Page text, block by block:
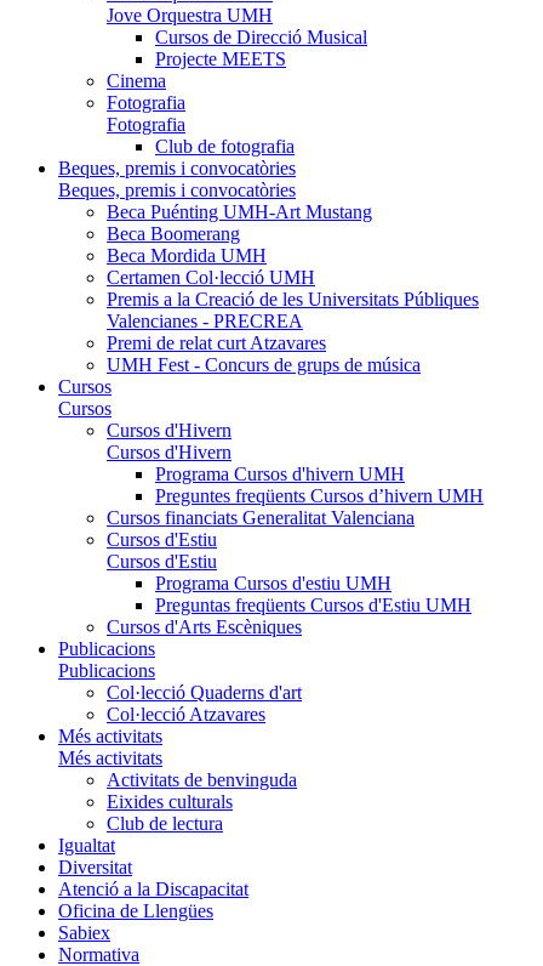
Jove Orquestra UMH
Cursos de Direcció Musical
Projecte MEETS
Cinema
Fotografia
Fotografia
Club de fotografia
Beques, premis i convocatòries
Beques, premis i convocatòries
Beca Puénting UMH-Art Mustang
Beca Boomerang
Beca Mordida UMH
Certamen Col·lecció UMH
Premis a la Creació de les Universitats Públiques
Valencianes - PRECREA
Premi de relat curt Atzavares
UMH Fest - Concurs de grups de música
Cursos
Cursos
Cursos d'Hivern
Cursos d'Hivern
Programa Cursos d'hivern UMH
Preguntes freqüents Cursos d’hivern UMH
Cursos financiats Generalitat Valenciana
Cursos d'Estiu
Cursos d'Estiu
Programa Cursos d'estiu UMH
Preguntas freqüents Cursos d'Estiu UMH
Cursos d'Arts Escèniques
Publicacions
Publicacions
Col·lecció Quaderns d'art
Col·lecció Atzavares
Més activitats
Més activitats
Activitats de benvinguda
Eixides culturals
Club de lectura
Igualtat
Diversitat
Atenció a la Discapacitat
Oficina de Llengües
Sabiex
Normativa